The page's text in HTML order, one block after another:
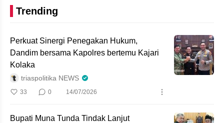
Trending
Perkuat Sinergi Penegakan Hukum,
Dandim bersama Kapolres bertemu Kajari
Kolaka
triaspolitika NEWS
33 0 14/07/2026
Bupati Muna Tunda Tindak Lanjut